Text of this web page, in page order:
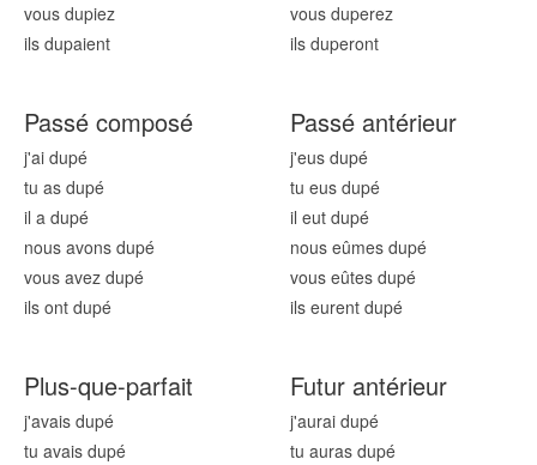
vous dupiez
ils dupaient
vous duperez
ils duperont
Passé composé
j'ai dupé
tu as dupé
il a dupé
nous avons dupé
vous avez dupé
ils ont dupé
Passé antérieur
j'eus dupé
tu eus dupé
il eut dupé
nous eûmes dupé
vous eûtes dupé
ils eurent dupé
Plus-que-parfait
j'avais dupé
tu avais dupé
Futur antérieur
j'aurai dupé
tu auras dupé